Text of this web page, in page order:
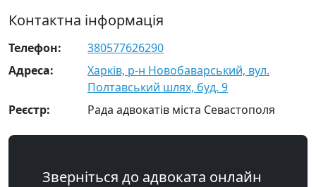
Контактна інформація
Телефон:
380577626290
Адреса:
Харків, р-н Новобаварський, вул.
Полтавський шлях, буд. 9
Реєстр:
Рада адвокатів міста Севастополя
Зверніться до адвоката онлайн